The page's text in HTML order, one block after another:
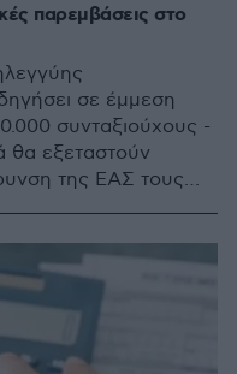
παρεμβάσεις στο
σε έμμεση
συνταξιούχους -
θα εξεταστούν
της ΕΑΣ τους